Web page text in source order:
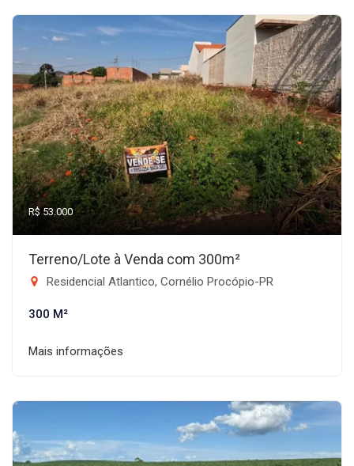
R$ 53.000
Terreno/Lote à Venda com 300m²
Residencial Atlantico, Cornélio Procópio-PR
300 M²
Mais informações